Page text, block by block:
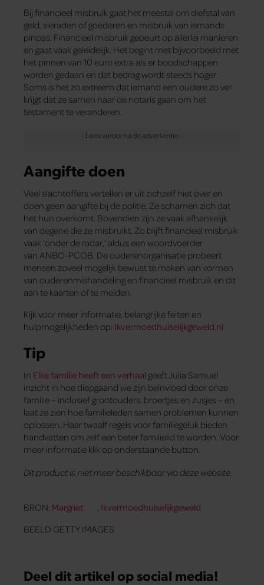
Bij financieel misbruik gaat het meestal om diefstal van
geld, sieraden of goederen en misbruik van iemands
pinpas. Financieel misbruik gebeurt op allerlei manieren
en gaat vaak geleidelijk. Het begint met bijvoorbeeld met
het pinnen van 10 euro extra als er boodschappen
worden gedaan en dat bedrag wordt steeds hoger.
Soms is het zo extreem dat iemand een oudere zo ver
krijgt dat ze samen naar de notaris gaan om het
testament te veranderen.
Aangifte doen
Veel slachtoffers vertellen er uit zichzelf niet over en
doen geen aangifte bij de politie. Ze schamen zich dat
het hun overkomt. Bovendien zijn ze vaak afhankelijk
van degene die ze misbruikt. Zo blijft financieel misbruik
vaak ‘onder de radar,’ aldus een woordvoerder
van ANBO-PCOB. De ouderenorganisatie probeert
mensen zoveel mogelijk bewust te maken van vormen
van ouderenmishandeling en financieel misbruik en dit
aan te kaarten of te melden.
Kijk voor meer informatie, belangrijke feiten en
hulpmogelijkheden op: Ikvermoedhuiselijkgeweld.nl
Tip
In Elke familie heeft een verhaal geeft Julia Samuel
inzicht in hoe diepgaand we zijn beïnvloed door onze
familie – inclusief grootouders, broertjes en zusjes – en
laat ze zien hoe familieleden samen problemen kunnen
oplossen. Haar twaalf regels voor familiegeluk bieden
handvatten om zelf een beter familielid te worden. Voor
meer informatie klik op onderstaande button.
Dit product is niet meer beschikbaar via deze website.
BRON: Margriet , Ikvermoedhuiselijkgeweld
BEELD GETTY IMAGES
Deel dit artikel op social media!